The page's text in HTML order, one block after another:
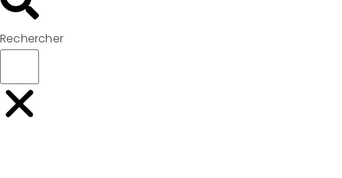
Rechercher